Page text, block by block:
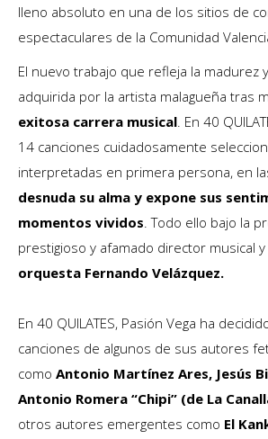
lleno absoluto en una de los sitios de
espectaculares de la Comunidad
El nuevo trabajo que refleja la madurez
adquirida por la artista malagueña tras
exitosa carrera musical. En 40
14 canciones cuidadosamente
interpretadas en primera persona, en
desnuda su alma y expone sus
momentos vividos. Todo ello bajo la
prestigioso y afamado director musical y
orquesta Fernando Velázquez.
En 40 QUILATES, Pasión Vega ha
canciones de algunos de sus autores
como Antonio Martínez Ares, Jesús
Antonio Romera “Chipi” (de La
otros autores emergentes como El